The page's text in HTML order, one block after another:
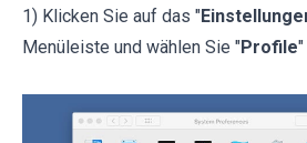
1) Klicken Sie auf das "
Menüleiste und wählen Sie "Profile"